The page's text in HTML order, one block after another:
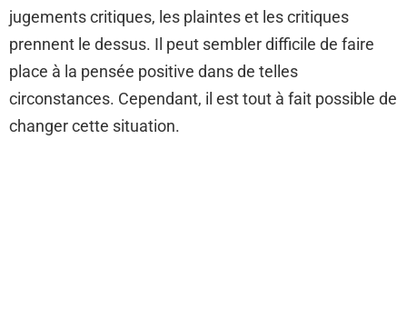
jugements critiques, les plaintes et les critiques
prennent le dessus. Il peut sembler difficile de faire
place à la pensée positive dans de telles
circonstances. Cependant, il est tout à fait possible de
changer cette situation.